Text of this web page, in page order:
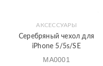
АКСЕССУАРЫ
Серебряный чехол для
iPhone 5/5s/SE
МА0001